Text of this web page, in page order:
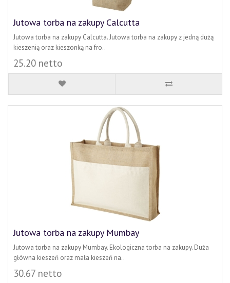
Jutowa torba na zakupy Calcutta
Jutowa torba na zakupy Calcutta. Jutowa torba na zakupy z jedną dużą
kieszenią oraz kieszonką na fro..
25.20 netto
Jutowa torba na zakupy Mumbay
Jutowa torba na zakupy Mumbay. Ekologiczna torba na zakupy. Duża
główna kieszeń oraz mała kieszeń na..
30.67 netto